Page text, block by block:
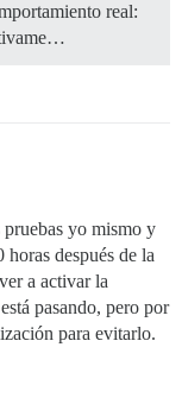
real:
yo mismo y
después de la
a activar la
pasando, pero por
para evitarlo.